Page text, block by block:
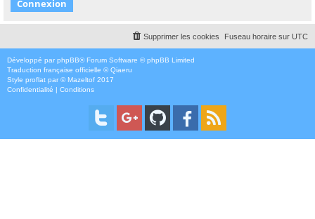
Fuseau horaire sur UTC
Supprimer les cookies
Développé par phpBB® Forum Software © phpBB Limited
Traduction française officielle ©Qiaeru
Style proflat par ©Mazeltof 2017
Confidentialité | Conditions